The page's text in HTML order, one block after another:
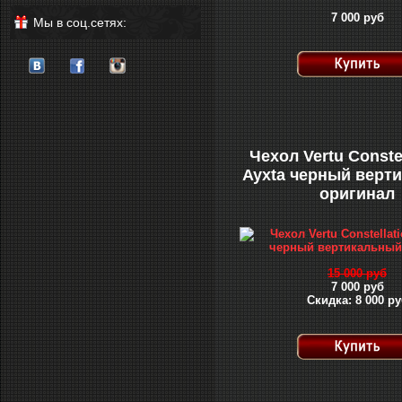
Мы в соц.сетях: 7 000 руб
Чехол Vertu
Ayxta черный
оригинал
15 000 руб
7 000 руб
Скидка: 8 000